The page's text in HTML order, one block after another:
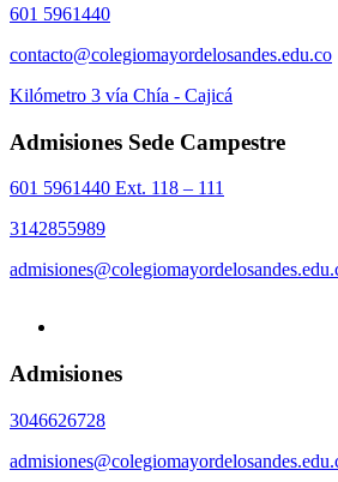
601 5961440
contacto@colegiomayordelosandes.edu.co
Kilómetro 3 vía Chía - Cajicá
Admisiones Sede Campestre
601 5961440 Ext. 118 – 111
3142855989
Admisiones
3046626728